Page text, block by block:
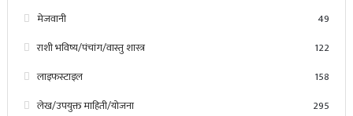
मेजवानी
49
राशी भविष्य/पंचांग/वास्तु शास्त्र
122
लाइफस्टाइल
158
लेख/उपयुक्त माहिती/योजना
295